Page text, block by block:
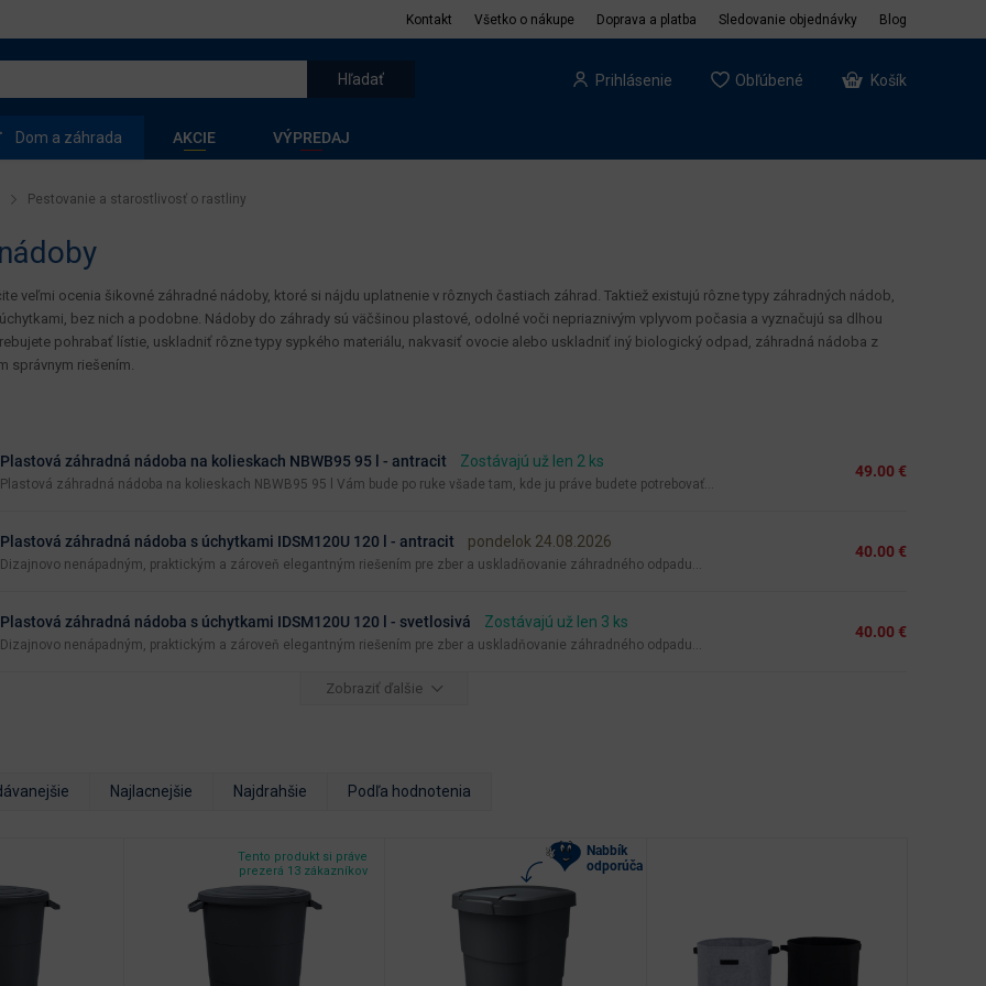
Kontakt Všetko o nákupe Doprava a platba Sledovanie objednávky Blog
Prihlásenie Obľúbené Košík
Dom a záhrada AKCIE VÝPREDAJ
Pestovanie a starostlivosť o rastliny
veľmi ocenia šikovné záhradné nádoby, ktoré si nájdu uplatnenie v rôznych častiach záhrad. Taktiež existujú rôzne typy záhradných nádob,
bez nich a podobne. Nádoby do záhrady sú väčšinou plastové, odolné voči nepriaznivým vplyvom počasia a vyznačujú sa dlhou
pohrabať lístie, uskladniť rôzne typy sypkého materiálu, nakvasiť ovocie alebo uskladniť iný biologický odpad, záhradná nádoba z
správnym riešením.
Plastová záhradná nádoba na kolieskach NBWB95 95 l - antracit Zostávajú už len 2 ks
Plastová záhradná nádoba na kolieskach NBWB95 95 l Vám bude po ruke všade tam, kde ju práve budete potrebovať...
49.00 €
Plastová záhradná nádoba s úchytkami IDSM120U 120 l - antracit pondelok 24.08.2026
Dizajnovo nenápadným, praktickým a zároveň elegantným riešením pre zber a uskladňovanie záhradného odpadu...
40.00 €
Plastová záhradná nádoba s úchytkami IDSM120U 120 l - svetlosivá Zostávajú už len 3 ks
Dizajnovo nenápadným, praktickým a zároveň elegantným riešením pre zber a uskladňovanie záhradného odpadu...
40.00 €
Zobraziť ďalšie
Najlacnejšie Najdrahšie Podľa hodnotenia
Tento produkt si práve
prezerá 13 zákazníkov
Nabbík
odporúča